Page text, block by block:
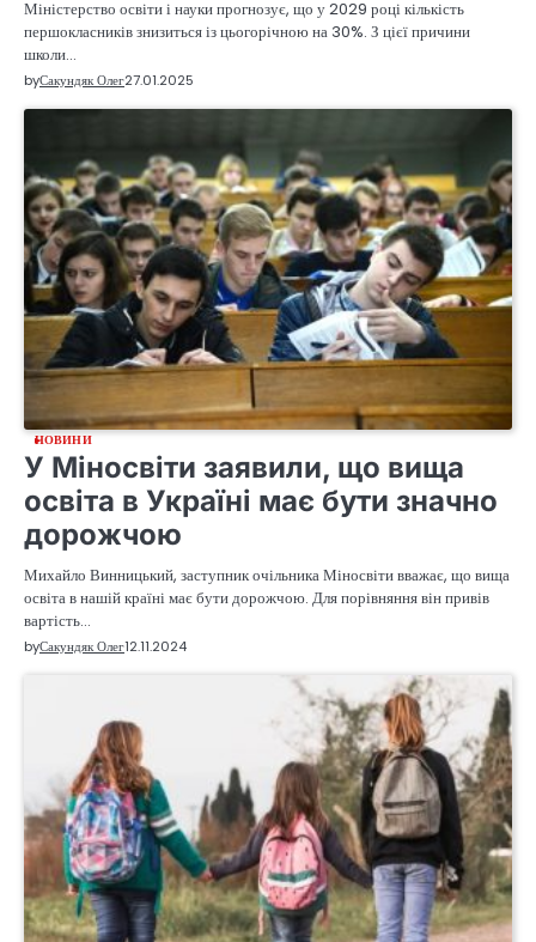
Міністерство освіти і науки прогнозує, що у 2029 році кількість
першокласників знизиться із цьогорічною на 30%. З цієї причини
школи…
byСакундяк Олег27.01.2025
НОВИНИ
У Міносвіти заявили, що вища
освіта в Україні має бути значно
дорожчою
Михайло Винницький, заступник очільника Міносвіти вважає, що вища
освіта в нашій країні має бути дорожчою. Для порівняння він привів
вартість…
byСакундяк Олег12.11.2024